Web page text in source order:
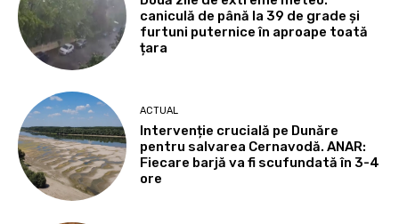
caniculă de până la 39 de grade și
furtuni puternice în aproape toată
țara
ACTUAL
Intervenție crucială pe Dunăre
pentru salvarea Cernavodă. ANAR:
Fiecare barjă va fi scufundată în 3-4
ore